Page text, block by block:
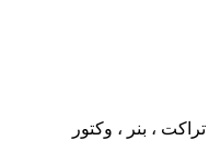
، بنر ، وکتور